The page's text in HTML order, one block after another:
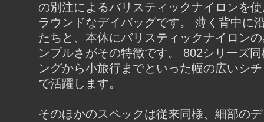
の別注によるバリスティックナイロンを
ラウンドなデイバッグです。 薄く背中に
たちと、本体にバリスティックナイロン
ンプルさがその特徴です。 802シリーズ
ングから小旅行までといった幅の広いシ
で活躍します。
そのほかのスペックは従来同様、細部の